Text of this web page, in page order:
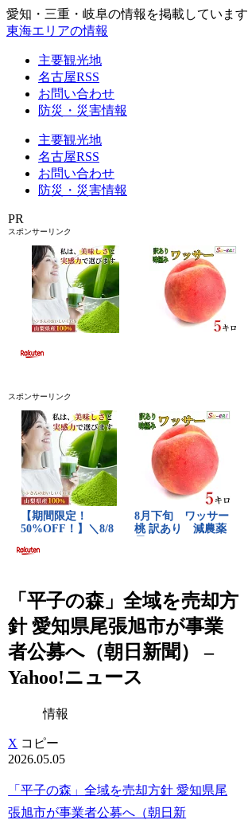
愛知・三重・岐阜の情報を掲載しています
東海エリアの情報
主要観光地
名古屋RSS
お問い合わせ
防災・災害情報
主要観光地
名古屋RSS
お問い合わせ
防災・災害情報
PR
スポンサーリンク
スポンサーリンク
「平子の森」全域を売却方
針 愛知県尾張旭市が事業
者公募へ（朝日新聞） –
Yahoo!ニュース
情報
X コピー
2026.05.05
「平子の森」全域を売却方針 愛知県尾
張旭市が事業者公募へ（朝日新